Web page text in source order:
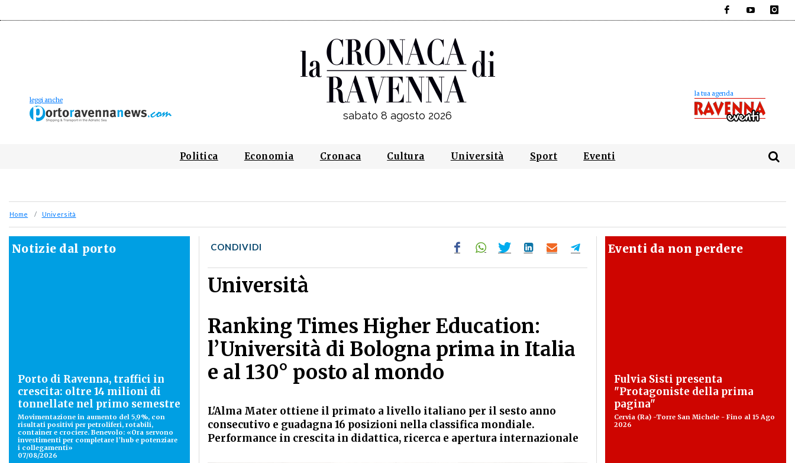
sabato 8 agosto 2026
Politica Economia Cronaca Cultura Università Sport Eventi
Home Università
Notizie dal porto
Porto di Ravenna, traffici in
crescita: oltre 14 milioni di
tonnellate nel primo semestre
Movimentazione in aumento del 5,9%, con
risultati positivi per petroliferi, rotabili,
container e crociere. Benevolo: «Ora servono
investimenti per completare l’hub e potenziare
i collegamenti»
07/08/2026
CONDIVIDI
Università
Ranking Times Higher Education:
l’Università di Bologna prima in Italia
e al 130° posto al mondo
L'Alma Mater ottiene il primato a livello italiano per il sesto anno
consecutivo e guadagna 16 posizioni nella classifica mondiale.
Performance in crescita in didattica, ricerca e apertura internazionale
Eventi da non perdere
Fulvia Sisti presenta
"Protagoniste della prima
pagina"
Cervia (Ra) -Torre San Michele - Fino al 15 Ago
2026